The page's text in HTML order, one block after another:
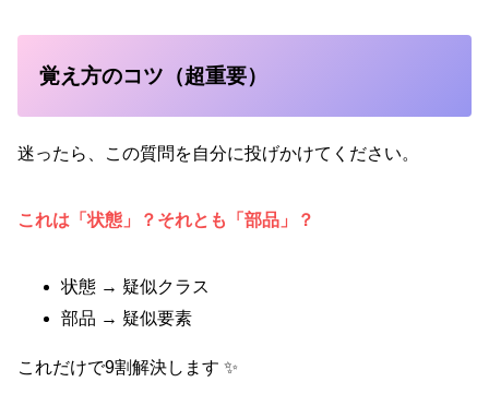
覚え方のコツ（超重要）
迷ったら、この質問を自分に投げかけてください。
これは「状態」？それとも「部品」？
状態 → 疑似クラス
部品 → 疑似要素
これだけで9割解決します ✨